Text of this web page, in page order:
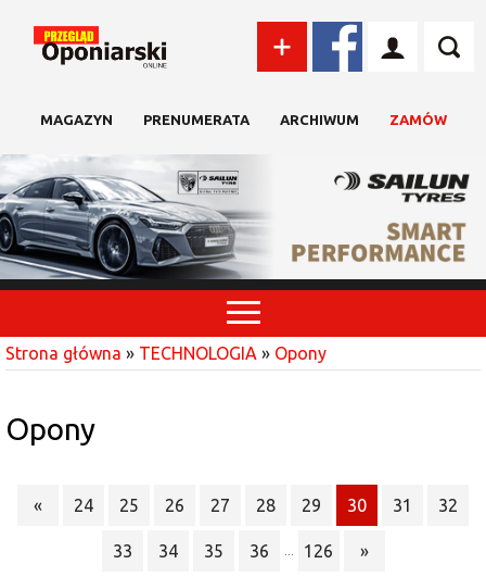
MAGAZYN PRENUMERATA ARCHIWUM ZAMÓW
Strona główna » TECHNOLOGIA » Opony
Opony
« 24 25 26 27 28 29 30 31 32
33 34 35 36 126 »